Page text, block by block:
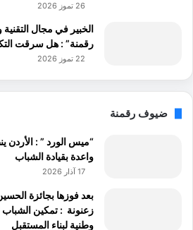
26 تموز 2026
الخبير في مجال
رقمنة” : هل سرقت
22 تموز 2026
ضيوف رقمنة
“ميس الورد ” : الأردن
واعدة بقيادة الشباب
17 آذار 2026
بعد فوزها بجائزة
زعنونة : تمكين
وطنية لبناء المستقبل